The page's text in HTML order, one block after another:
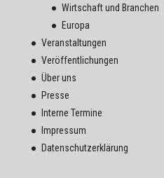
Wirtschaft und Branchen
Europa
Veranstaltungen
Veröffentlichungen
Über uns
Presse
Interne Termine
Impressum
Datenschutzerklärung